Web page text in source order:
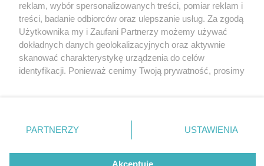
Nowe Bistro BZIK
Nowa odsłona Bistra BZIK, znanego z Koszutki, objawiła
się przy ul. Warszawskiej
Nie zapomnij
zapoznać się z:
polityką prywatności regulamin korzystania z portali
Twojemiasto
Piekary Śląskie
Chorzów
Tarnowskie Góry
Gliwice
Skontakuj sięz nami
Kontakt
Wydawca
Redakcja
reklam, wybór spersonalizowanych treści, pomiar reklam i
treści, badanie odbiorców oraz ulepszanie usług. Za zgodą
Użytkownika my i Zaufani Partnerzy możemy używać
dokładnych danych geolokalizacyjnych oraz aktywnie
skanować charakterystykę urządzenia do celów
identyfikacji. Ponieważ cenimy Twoją prywatność, prosimy
prywatności znajdujący się w lewym dolnym rogu strony
. Niektóre rodzaje przetwarzania danych nie wymagają
zgody użytkownika, ale masz prawo sprzeciwić się
takiemu przetwarzaniu. Preferencje będą miały
PARTNERZY USTAWIENIA
Akceptuję